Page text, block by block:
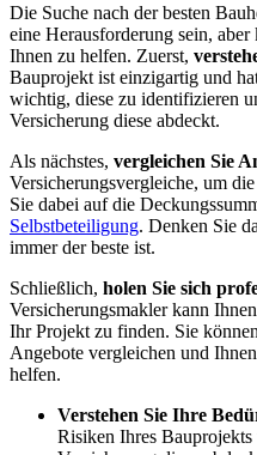
Die Suche nach der besten
eine Herausforderung sein,
Ihnen zu helfen. Zuerst,
Bauprojekt ist einzigartig und
wichtig, diese zu identifizieren
Versicherung diese abdeckt.
Als nächstes, vergleichen Sie
Versicherungsvergleiche, um
Sie dabei auf die
Selbstbeteiligung. Denken Sie
immer der beste ist.
Schließlich, holen Sie sich
Versicherungsmakler kann
Ihr Projekt zu finden. Sie
Angebote vergleichen und
helfen.
Verstehen Sie Ihre
Risiken Ihres Bauprojekts